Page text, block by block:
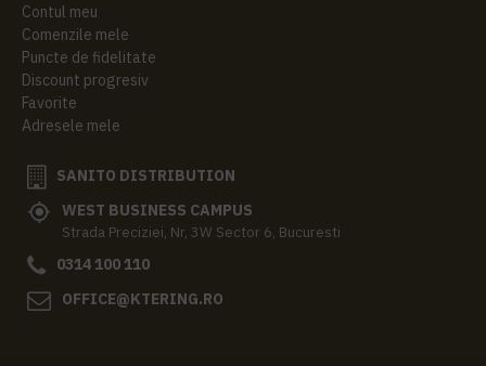
Contul meu
Comenzile mele
Puncte de fidelitate
Discount progresiv
Favorite
Adresele mele
SANITO DISTRIBUTION
WEST BUSINESS CAMPUS
Strada Preciziei, Nr, 3W Sector 6, Bucuresti
0314 100 110
OFFICE@KTERING.RO